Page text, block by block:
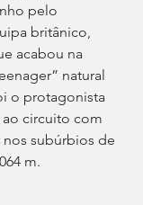
pelo
britânico,
acabou na
natural
o protagonista
circuito com
nos subúrbios de
m.